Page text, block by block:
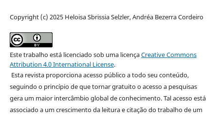
Copyright (c) 2025 Heloisa Sbrissia Selzler, Andréa Bezerra Cordeiro
Este trabalho está licenciado sob uma licençaCreative Commons
Attribution 4.0 International License.
Esta revista proporciona acesso público a todo seu conteúdo,
seguindo o princípio de que tornar gratuito o acesso a pesquisas
gera um maior intercâmbio global de conhecimento. Tal acesso está
associado a um crescimento da leitura e citação do trabalho de um